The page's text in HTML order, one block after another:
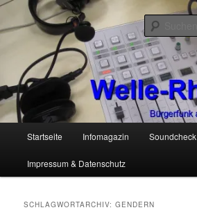
Zum
primären
Inhalt
Zum
sekundären
Inhalt
Welle-Rhein-Erft
Bürgerfunk aus dem Rhein-Erft-Kreis
Startseite Infomagazin Soundcheck
Impressum & Datenschutz
SCHLAGWORTARCHIV:GENDERN